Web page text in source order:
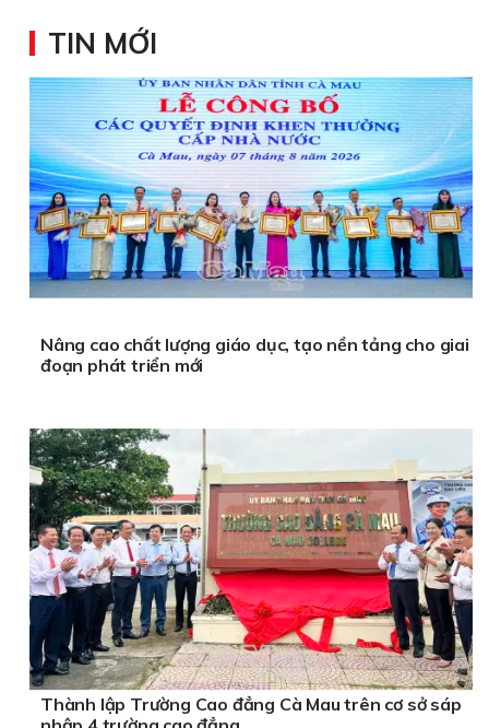
TIN MỚI
Nâng cao chất lượng giáo dục, tạo nền tảng cho giai
đoạn phát triển mới
Thành lập Trường Cao đẳng Cà Mau trên cơ sở sáp